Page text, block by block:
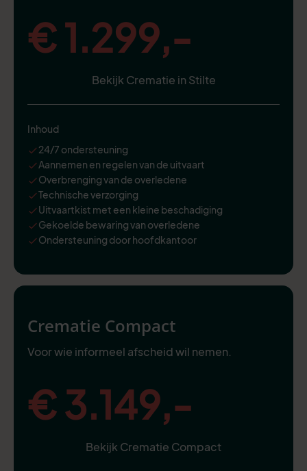
€ 1.299,-
Bekijk Crematie in Stilte
Inhoud
24/7 ondersteuning
Aannemen en regelen van de uitvaart
Overbrenging van de overledene
Technische verzorging
Uitvaartkist met een kleine beschadiging
Gekoelde bewaring van overledene
Ondersteuning door hoofdkantoor
Crematie Compact
Voor wie informeel afscheid wil nemen.
€ 3.149,-
Bekijk Crematie Compact